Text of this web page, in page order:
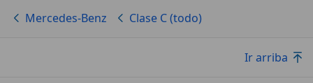
Mercedes-Benz Clase C (todo)
Ir arriba